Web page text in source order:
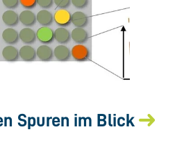
Spuren im Blick